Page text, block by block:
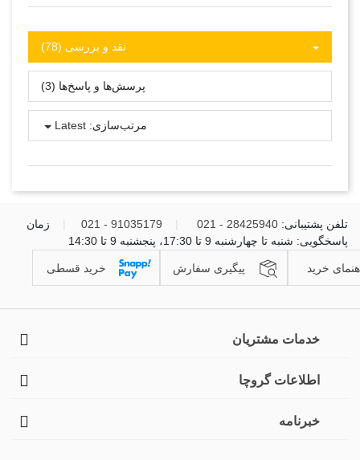
نقد و بررسی‌‌ (78)
پرسش‌ها و پاسخ‌ها (3)
مرتب‌سازی: Latest
تلفن پشتیبانی: 28425940 - 021
91035179 - 021
زمان
پاسخگویی: شنبه تا چهارشنبه 9 تا 17:30، پنجشنبه 9 تا 14:30
خرید پیگیری سفارش خرید قسطی
خدمات مشتریان
اطلاعات گروچا
خبرنامه